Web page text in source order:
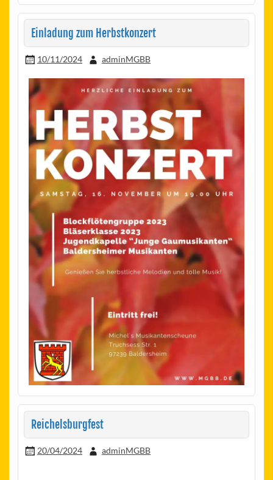
Einladung zum Herbstkonzert
10/11/2024 adminMGBB
Reichelsburgfest
20/04/2024 adminMGBB